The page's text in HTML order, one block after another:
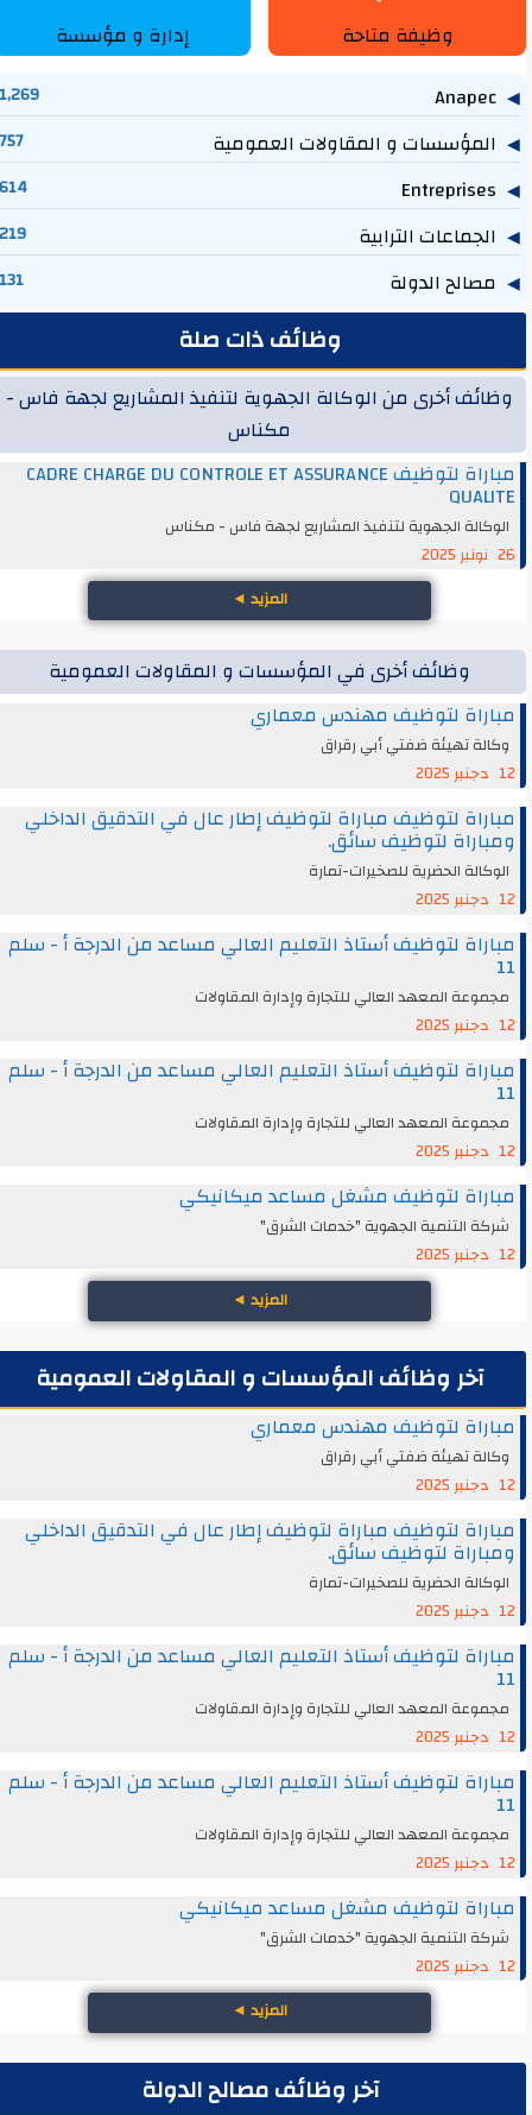
وظيفة متاحة
إدارة و مؤسسة
Anapec
1,269
المؤسسات و المقاولات العمومية 757
Entreprises
614
الجماعات الترابية 219
مصالح الدولة 131
وظائف ذات صلة
وظائف أخرى من الوكالة الجهوية لتنفيذ المشاريع لجهة فاس -
مكناس
مباراة لتوظيف CADRE CHARGE DU CONTROLE ET ASSURANCE
QUALITE
الوكالة الجهوية لتنفيذ المشاريع لجهة فاس - مكناس
26 نونبر 2025
المزيد◄
وظائف أخرى في المؤسسات و المقاولات العمومية
مباراة لتوظيف مهندس معماري
وكالة تهيئة ضفتي أبي رقراق
12 دجنبر 2025
مباراة لتوظيف مباراة لتوظيف إطار عال في التدقيق الداخلي
ومباراة لتوظيف سائق.
الوكالة الحضرية للصخيرات-تمارة
12 دجنبر 2025
مباراة لتوظيف أستاذ التعليم العالي مساعد من الدرجة أ - سلم
11
مجموعة المعهد العالي للتجارة وإدارة المقاولات
12 دجنبر 2025
مباراة لتوظيف أستاذ التعليم العالي مساعد من الدرجة أ - سلم
11
مجموعة المعهد العالي للتجارة وإدارة المقاولات
12 دجنبر 2025
مباراة لتوظيف مشغل مساعد ميكانيكي
شركة التنمية الجهوية "خدمات الشرق"
12 دجنبر 2025
المزيد◄
آخر وظائف المؤسسات و المقاولات العمومية
مباراة لتوظيف مهندس معماري
وكالة تهيئة ضفتي أبي رقراق
12 دجنبر 2025
مباراة لتوظيف مباراة لتوظيف إطار عال في التدقيق الداخلي
ومباراة لتوظيف سائق.
الوكالة الحضرية للصخيرات-تمارة
12 دجنبر 2025
مباراة لتوظيف أستاذ التعليم العالي مساعد من الدرجة أ - سلم
11
مجموعة المعهد العالي للتجارة وإدارة المقاولات
12 دجنبر 2025
مباراة لتوظيف أستاذ التعليم العالي مساعد من الدرجة أ - سلم
11
مجموعة المعهد العالي للتجارة وإدارة المقاولات
12 دجنبر 2025
مباراة لتوظيف مشغل مساعد ميكانيكي
شركة التنمية الجهوية "خدمات الشرق"
12 دجنبر 2025
المزيد◄
آخر وظائف مصالح الدولة